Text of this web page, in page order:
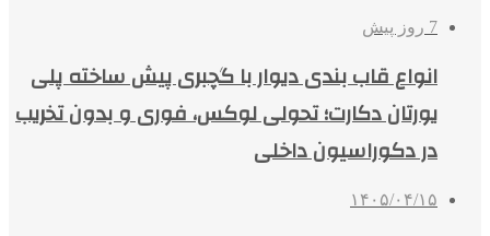
7 روز پیش
انواع قاب بندی دیوار با گچبری پیش ساخته پلی
یورتان دکارت؛ تحولی لوکس، فوری و بدون تخریب
در دکوراسیون داخلی
۱۴۰۵/۰۴/۱۵